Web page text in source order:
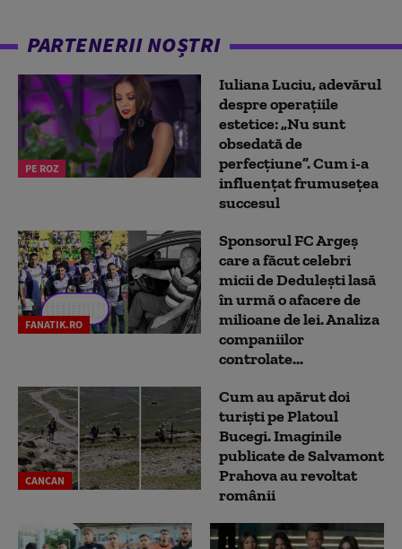
PARTENERII NOȘTRI
PE ROZ
Iuliana Luciu, adevărul
despre operațiile
estetice: „Nu sunt
obsedată de
perfecțiune”. Cum i-a
influențat frumusețea
succesul
FANATIK.RO
Sponsorul FC Argeș
care a făcut celebri
micii de Dedulești lasă
în urmă o afacere de
milioane de lei. Analiza
companiilor
controlate...
CANCAN
Cum au apărut doi
turiști pe Platoul
Bucegi. Imaginile
publicate de Salvamont
Prahova au revoltat
românii